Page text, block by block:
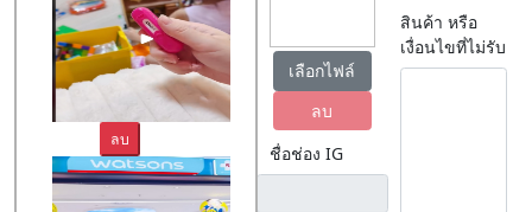
ลบ
เลือกไฟล์
ลบ
ชื่อช่อง IG
สินค้า หรือ
เงื่อนไขที่ไม่รับ